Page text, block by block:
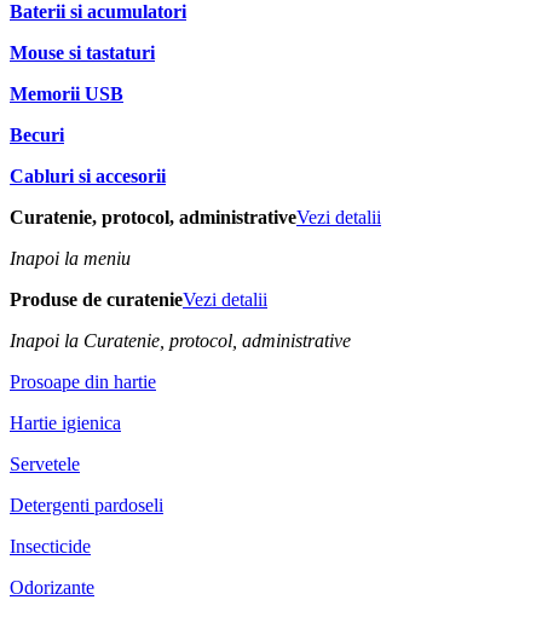
Baterii si acumulatori
Mouse si tastaturi
Memorii USB
Becuri
Cabluri si accesorii
Curatenie, protocol, administrativeVezi detalii
Inapoi la meniu
Produse de curatenieVezi detalii
Inapoi la Curatenie, protocol, administrative
Prosoape din hartie
Hartie igienica
Servetele
Detergenti pardoseli
Insecticide
Odorizante